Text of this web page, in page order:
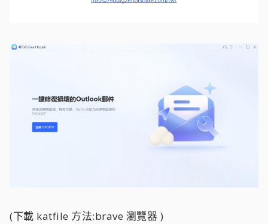
(下載 katfile 方法:brave 瀏覽器 )